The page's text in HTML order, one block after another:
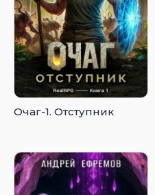
Очаг-1. Отступник